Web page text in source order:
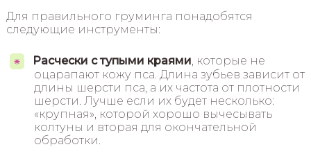
Для правильного груминга понадобятся
следующие инструменты:
Расчески с тупыми краями, которые не
оцарапают кожу пса. Длина зубьев зависит от
длины шерсти пса, а их частота от плотности
шерсти. Лучше если их будет несколько:
«крупная», которой хорошо вычесывать
колтуны и вторая для окончательной
обработки.